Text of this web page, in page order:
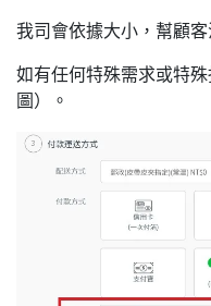
我司會依據大小，幫顧
如有任何特殊需求或特
圖）。